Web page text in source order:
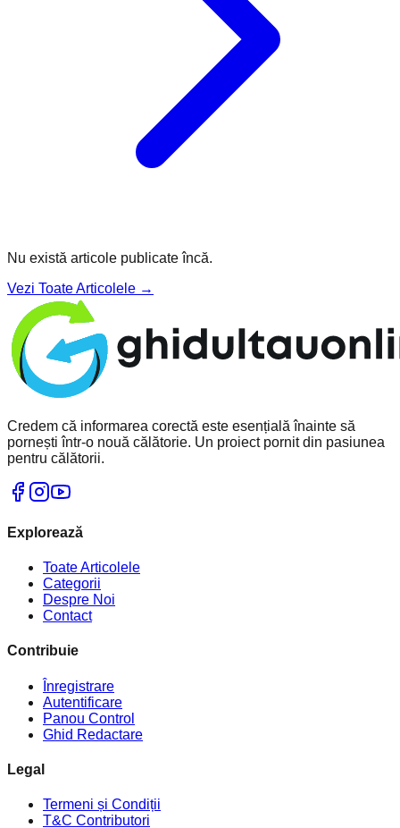
Nu există articole publicate încă.
Vezi Toate Articolele →
Credem că informarea corectă este esențială înainte să
pornești într-o nouă călătorie. Un proiect pornit din pasiunea
pentru călătorii.
Explorează
Toate Articolele
Categorii
Despre Noi
Contact
Contribuie
Înregistrare
Autentificare
Panou Control
Ghid Redactare
Legal
Termeni și Condiții
T&C Contributori